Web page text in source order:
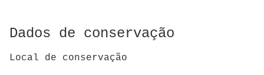
Dados de conservação
Local de conservação